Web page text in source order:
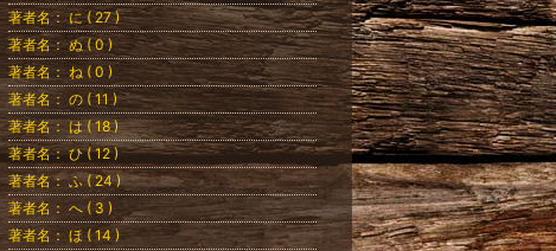
著者名： に ( 27 )
著者名： ぬ ( 0 )
著者名： ね ( 0 )
著者名： の ( 11 )
著者名： は ( 18 )
著者名： ひ ( 12 )
著者名： ふ ( 24 )
著者名： へ ( 3 )
著者名： ほ ( 14 )